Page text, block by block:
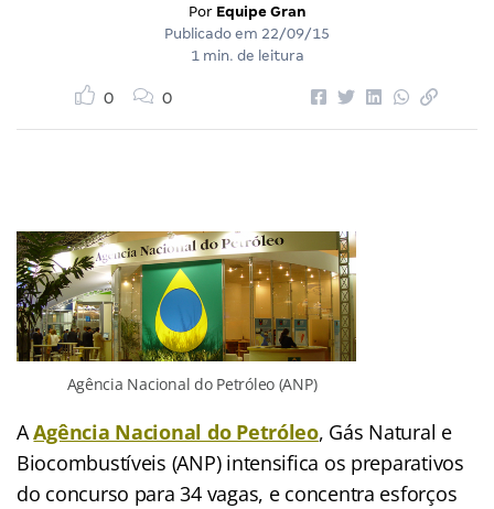
Por Equipe Gran
Publicado em 22/09/15
1 min. de leitura
0 0
Agência Nacional do Petróleo (ANP)
AAgência Nacional do Petróleo, Gás Natural e
Biocombustíveis (ANP) intensifica os preparativos
do concurso para 34 vagas, e concentra esforços